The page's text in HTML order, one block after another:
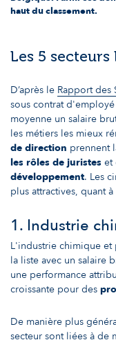
haut du classement.
Les 5
D’après le Rapport des
sous contrat
moyenne un salaire
les métiers les mieux
de direction prennent
les rôles de juristes et
développement. Les
plus attractives, quant
1. Industrie
L'industrie chimique et
la liste avec un salaire
une performance
croissante pour des
De manière plus
secteur sont liées à de